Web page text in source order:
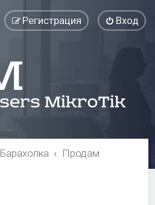
Вход
Регистрация
Барахолка Продам